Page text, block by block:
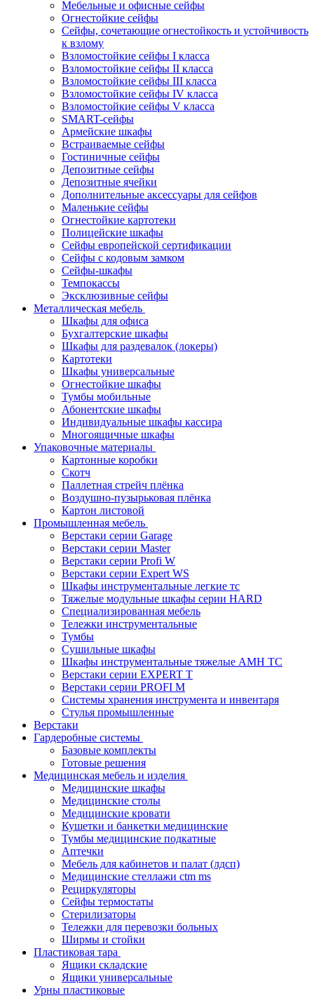
Мебельные и офисные сейфы
Огнестойкие сейфы
Сейфы, сочетающие огнестойкость и устойчивость
к взлому
Взломостойкие сейфы I класса
Взломостойкие сейфы II класса
Взломостойкие сейфы III класса
Взломостойкие сейфы IV класса
Взломостойкие сейфы V класса
SMART-сейфы
Армейские шкафы
Встраиваемые сейфы
Гостиничные сейфы
Депозитные сейфы
Депозитные ячейки
Дополнительные аксессуары для сейфов
Маленькие сейфы
Огнестойкие картотеки
Полицейские шкафы
Сейфы европейской сертификации
Сейфы с кодовым замком
Сейфы-шкафы
Темпокассы
Эксклюзивные сейфы
Металлическая мебель
Шкафы для офиса
Бухгалтерские шкафы
Шкафы для раздевалок (локеры)
Картотеки
Шкафы универсальные
Огнестойкие шкафы
Тумбы мобильные
Абонентские шкафы
Индивидуальные шкафы кассира
Многоящичные шкафы
Упаковочные материалы
Картонные коробки
Скотч
Паллетная стрейч плёнка
Воздушно-пузырьковая плёнка
Картон листовой
Промышленная мебель
Верстаки серии Garage
Верстаки серии Master
Верстаки серии Profi W
Верстаки серии Expert WS
Шкафы инструментальные легкие тс
Тяжелые модульные шкафы серии HARD
Cпециализированная мебель
Тележки инструментальные
Тумбы
Cушильные шкафы
Шкафы инструментальные тяжелые AMH TC
Верстаки серии EXPERT T
Верстаки серии PROFI M
Системы хранения инструмента и инвентаря
Стулья промышленные
Верстаки
Гардеробные системы
Базовые комплекты
Готовые решения
Медицинская мебель и изделия
Медицинские шкафы
Медицинские столы
Медицинские кровати
Кушетки и банкетки медицинские
Тумбы медицинские подкатные
Аптечки
Мебель для кабинетов и палат (лдсп)
Медицинские стеллажи ctm ms
Рециркуляторы
Сейфы термостаты
Стерилизаторы
Тележки для перевозки больных
Ширмы и стойки
Пластиковая тара
Ящики складские
Ящики универсальные
Урны пластиковые